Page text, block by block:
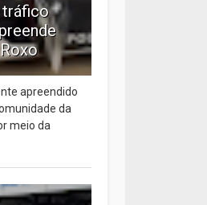
tráfico
apreendido
da
meio da